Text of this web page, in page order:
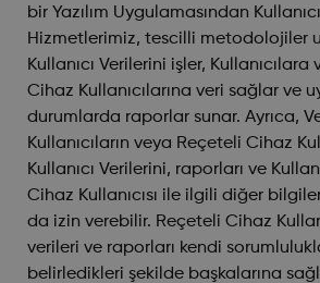
bir Yazılım Uygulamasından
Hizmetlerimiz, tescilli metodolojiler
Kullanıcı Verilerini işler,
Cihaz Kullanıcılarına veri sağlar ve
durumlarda raporlar sunar. Ayrıca,
Kullanıcıların veya Reçeteli Cihaz
Kullanıcı Verilerini, raporları ve
Cihaz Kullanıcısı ile ilgili diğer
da izin verebilir. Reçeteli Cihaz
verileri ve raporları kendi
belirledikleri şekilde başkalarına